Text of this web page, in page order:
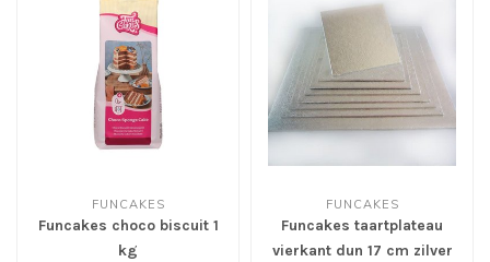
FUNCAKES
Funcakes choco biscuit 1
kg
FUNCAKES
Funcakes taartplateau
vierkant dun 17 cm zilver